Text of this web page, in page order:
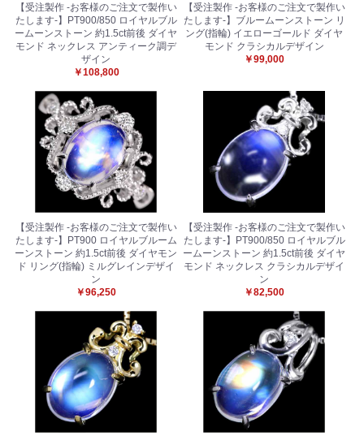
【受注製作 -お客様のご注文で製作い
たします-】PT900/850 ロイヤルブル
ームーンストーン 約1.5ct前後 ダイヤ
モンド ネックレス アンティーク調デ
ザイン
￥108,800
【受注製作 -お客様のご注文で製作い
たします-】ブルームーンストーン リ
ング(指輪) イエローゴールド ダイヤ
モンド クラシカルデザイン
￥99,000
【受注製作 -お客様のご注文で製作い
たします-】PT900 ロイヤルブルーム
ーンストーン 約1.5ct前後 ダイヤモン
ド リング(指輪) ミルグレインデザイ
ン
￥96,250
【受注製作 -お客様のご注文で製作い
たします-】PT900/850 ロイヤルブル
ームーンストーン 約1.5ct前後 ダイヤ
モンド ネックレス クラシカルデザイ
ン
￥82,500